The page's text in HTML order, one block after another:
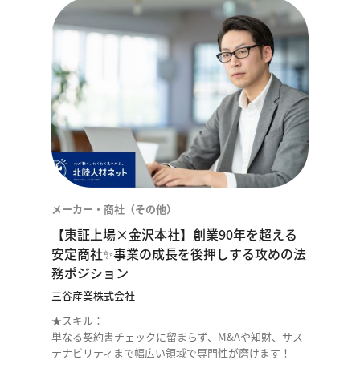
メーカー・商社（その他）
【東証上場×金沢本社】創業90年を超える
安定商社✨事業の成長を後押しする攻めの法
務ポジション
三谷産業株式会社
★スキル：
単なる契約書チェックに留まらず、M&Aや知財、サス
テナビリティまで幅広い領域で専門性が磨けます！